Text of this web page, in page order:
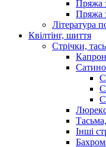
Пряжа
Пряжа
Література
Квілтінг, шиття
Стрічки,
Інші